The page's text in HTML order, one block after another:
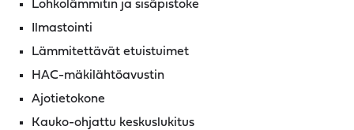
Lohkolämmitin ja sisäpistoke
Ilmastointi
Lämmitettävät etuistuimet
HAC-mäkilähtöavustin
Ajotietokone
Kauko-ohjattu keskuslukitus